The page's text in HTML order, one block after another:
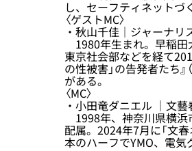
し、セーフティネットづ
〈ゲストMC〉
・秋山千佳｜ジャーナリ
1980年生まれ。早稲田
東京社会部などを経て
の性被害」の告発者たち
がある。
〈MC〉
・小田竜ダニエル ｜文
1998年、神奈川県横浜
配属。2024年7月に「文
本のハーフでYMO、電気